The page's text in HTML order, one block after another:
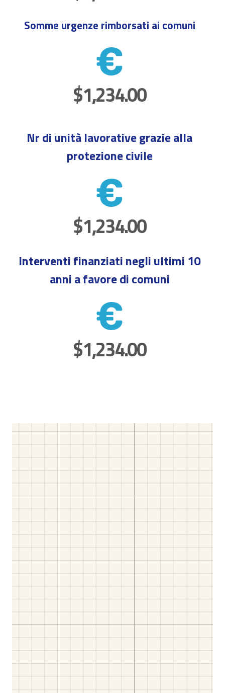
Somme urgenze rimborsati ai comuni
$1,234.00
Nr di unità lavorative grazie alla
protezione civile
$1,234.00
Interventi finanziati negli ultimi 10
anni a favore di comuni
$1,234.00